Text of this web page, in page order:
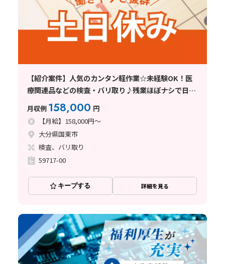
【紹介案件】人気のカンタン軽作業☆未経験OK！医
療関連品などの検査・バリ取り♪残業ほぼナシで日勤
＆土日祝休み◎
月収例 158,000 円
【月給】158,000円～
大分県国東市
検査、バリ取り
59717-00
キープする 詳細を見る